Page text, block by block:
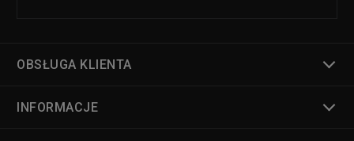
OBSŁUGA KLIENTA
INFORMACJE